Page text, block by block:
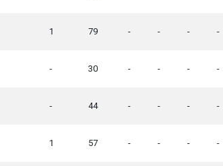
1 79 - - - -
- 30 - - - -
- 44 - - - -
1 57 - - - -